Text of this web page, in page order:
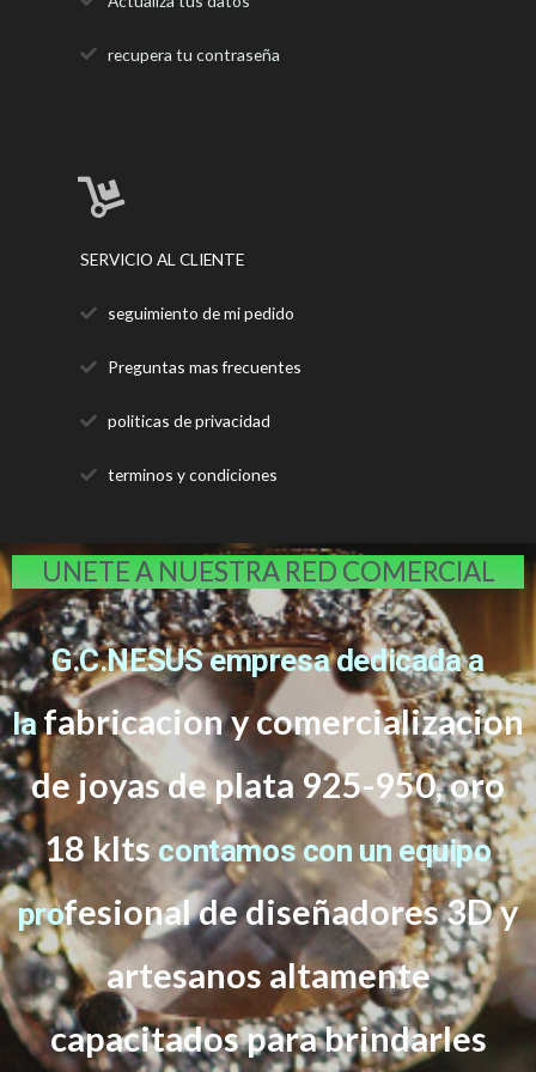
recupera tu contraseña
SERVICIO AL CLIENTE
seguimiento de mi pedido
Preguntas mas frecuentes
politicas de privacidad
terminos y condiciones
UNETE A NUESTRA RED COMERCIAL
G.C.NESUS empresa dedicada a
lafabricacion y comercializacion
de joyas de plata 925-950, oro
18 kltscontamos con un equipo
profesional de diseñadores 3D y
artesanos altamente
capacitadospara brindarles